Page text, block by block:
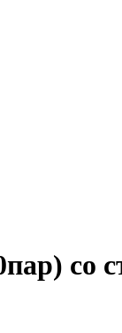
со